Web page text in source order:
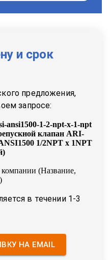
и срок
предложения,
запросе:
ansi1500-1-2-npt-x-1-npt
клапан ARI-
1/2NPT x 1NPT
)
(Название,
в течении 1-3
НА EMAIL